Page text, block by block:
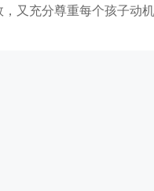
又充分尊重每个孩子动